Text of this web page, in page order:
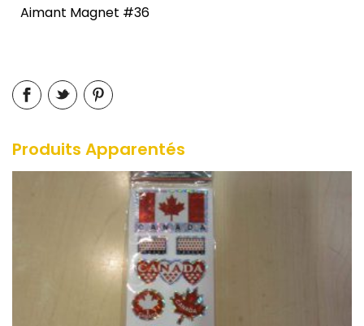
Aimant Magnet #36
Produits Apparentés